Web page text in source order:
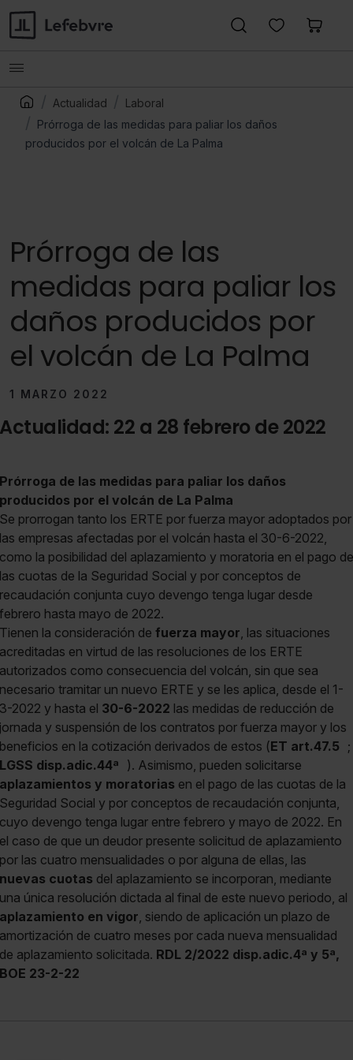
Actualidad
Laboral
Prórroga de las medidas para paliar los daños
producidos por el volcán de La Palma
Prórroga de las
medidas para paliar los
daños producidos por
el volcán de La Palma
1 MARZO 2022
Actualidad: 22 a 28 febrero de 2022
Prórroga de las medidas para paliar los daños
producidos por el volcán de La Palma
Se prorrogan tanto los ERTE por fuerza mayor adoptados por
las empresas afectadas por el volcán hasta el 30-6-2022,
como la posibilidad del aplazamiento y moratoria en el pago de
las cuotas de la Seguridad Social y por conceptos de
recaudación conjunta cuyo devengo tenga lugar desde
febrero hasta mayo de 2022.
Tienen la consideración de fuerza mayor, las situaciones
acreditadas en virtud de las resoluciones de los ERTE
autorizados como consecuencia del volcán, sin que sea
necesario tramitar un nuevo ERTE y se les aplica, desde el 1-
3-2022 y hasta el 30-6-2022 las medidas de reducción de
jornada y suspensión de los contratos por fuerza mayor y los
beneficios en la cotización derivados de estos (ET art.47.5 ;
LGSS disp.adic.44ª ). Asimismo, pueden solicitarse
aplazamientos y moratorias en el pago de las cuotas de la
Seguridad Social y por conceptos de recaudación conjunta,
cuyo devengo tenga lugar entre febrero y mayo de 2022. En
el caso de que un deudor presente solicitud de aplazamiento
por las cuatro mensualidades o por alguna de ellas, las
nuevas cuotas del aplazamiento se incorporan, mediante
una única resolución dictada al final de este nuevo periodo, al
aplazamiento en vigor, siendo de aplicación un plazo de
amortización de cuatro meses por cada nueva mensualidad
de aplazamiento solicitada. RDL 2/2022 disp.adic.4ª y 5ª,
BOE 23-2-22